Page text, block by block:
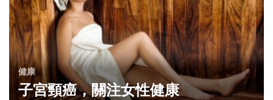
健康
子宮頸癌，關注女性健康